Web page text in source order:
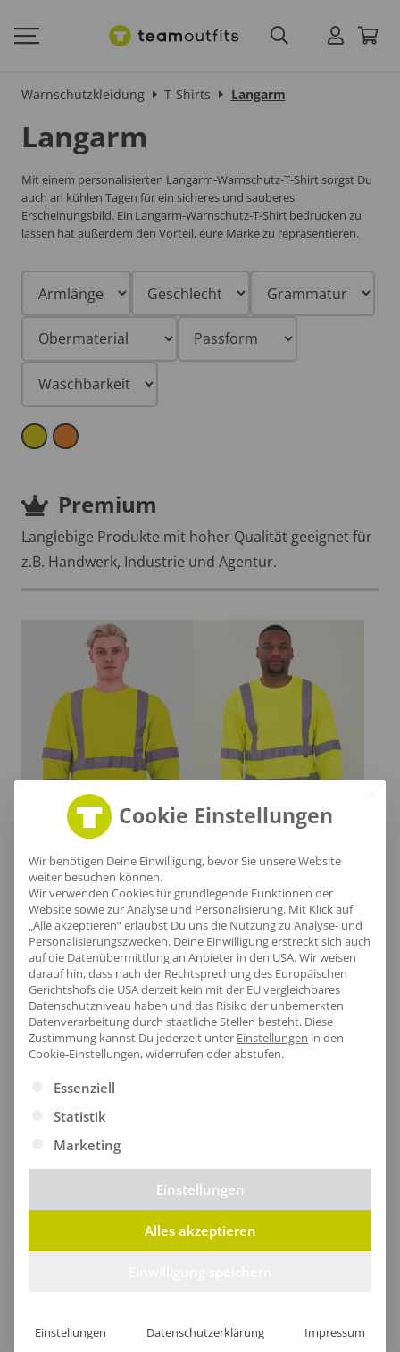
Warnschutzkleidung T-Shirts Langarm
Langarm
Mit einem personalisierten Langarm-Warnschutz-T-Shirt sorgst Du
auch an kühlen Tagen für ein sicheres und sauberes
Erscheinungsbild. Ein Langarm-Warnschutz-T-Shirt bedrucken zu
lassen hat außerdem den Vorteil, eure Marke zu repräsentieren.
Premium
Langlebige Produkte mit hoher Qualität geeignet für
z.B. Handwerk, Industrie und Agentur.
ab23,13€ /Stk.
ab24,96€ /Stk.
Günstig
Cookie Einstellungen
Wir benötigen Deine Einwilligung, bevor Sie unsere Website
weiter besuchen können.
Wir verwenden Cookies für grundlegende Funktionen der
Website sowie zur Analyse und Personalisierung. Mit Klick auf
„Alle akzeptieren“ erlaubst Du uns die Nutzung zu Analyse- und
Personalisierungszwecken. Deine Einwilligung erstreckt sich auch
auf die Datenübermittlung an Anbieter in den USA. Wir weisen
darauf hin, dass nach der Rechtsprechung des Europäischen
Gerichtshofs die USA derzeit kein mit der EU vergleichbares
Datenschutzniveau haben und das Risiko der unbemerkten
Datenverarbeitung durch staatliche Stellen besteht. Diese
Zustimmung kannst Du jederzeit unter Einstellungen in den
Cookie-Einstellungen, widerrufen oder abstufen.
Es folgt eine Liste der Service-Gruppen, für die eine
Essenziell
Statistik
Marketing
Einstellungen
Alles akzeptieren
Einstellungen Datenschutzerklärung Impressum